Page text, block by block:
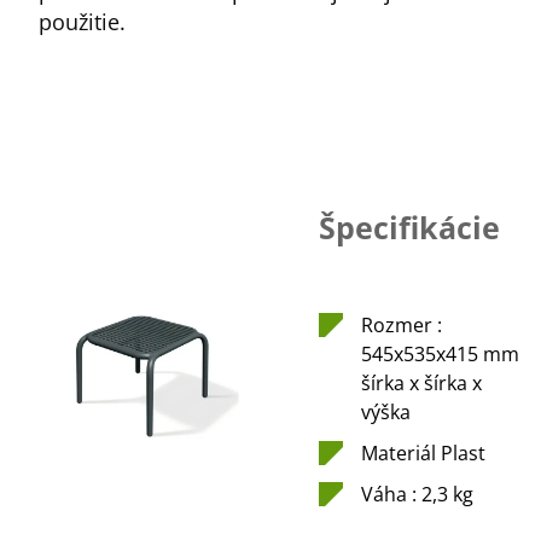
použitie.
Špecifikácie
Rozmer :
545x535x415 mm
šírka x šírka x
výška
Materiál Plast
Váha : 2,3 kg